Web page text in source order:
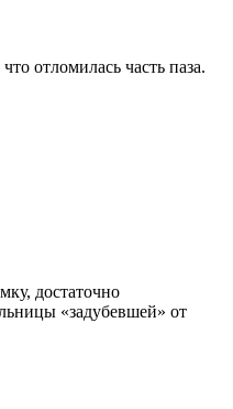
отломилась часть паза.
достаточно
«задубевшей» от